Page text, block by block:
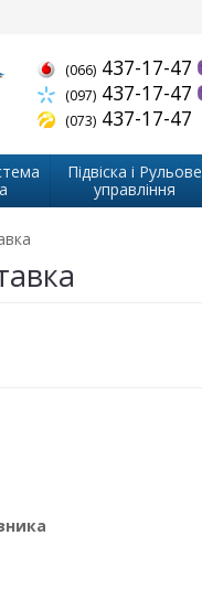
(066) 437-17-47
(097) 437-17-47
(073) 437-17-47
Підвіска і Рульове
управління